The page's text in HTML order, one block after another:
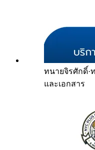
ทนายจิรศักดิ์·
และเอกสาร